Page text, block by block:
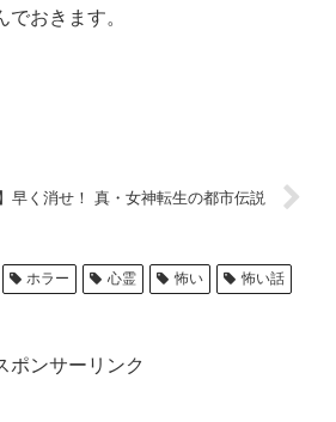
おきます。
早く消せ！ 真・女神転生の都市伝説
ホラー 心霊 怖い
怖い話
ポンサーリンク